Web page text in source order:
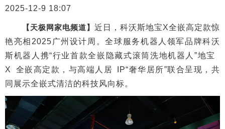
2025-12-9 18:07
【天极网家电频道】 近日，科沃斯地宝X全嵌高定款惊
艳亮相2025广州设计周。全球服务机器人领军品牌科沃
斯机器人携“行业首款全嵌隐藏式滚筒洗地机器人”地宝
X 全嵌高定款，与高端人居 IP“奢华居所”联合呈现，共
同展示全嵌式清洁的科技风向标。